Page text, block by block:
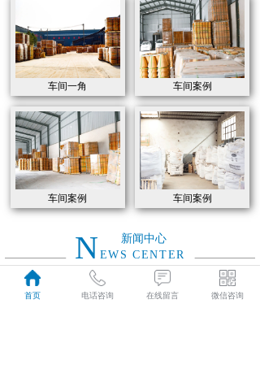
车间一角 车间案例
车间案例 车间案例
新闻中心
N EWS CENTER
2021 如何选用高炉炼铁各部位耐火材料
首页 电话咨询 在线留言 微信咨询